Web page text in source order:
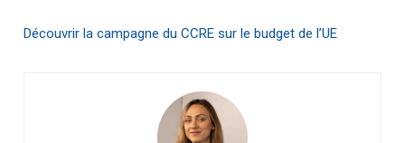
Découvrir la campagne du CCRE sur le budget de l’UE